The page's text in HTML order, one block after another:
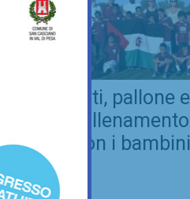
Real Chianti, pallone e
bellezza: allenamento
insieme con i bambini
Saharawi
Calcio 21/07/2026